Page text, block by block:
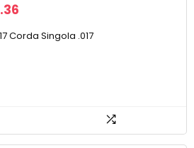
Corda Singola .017